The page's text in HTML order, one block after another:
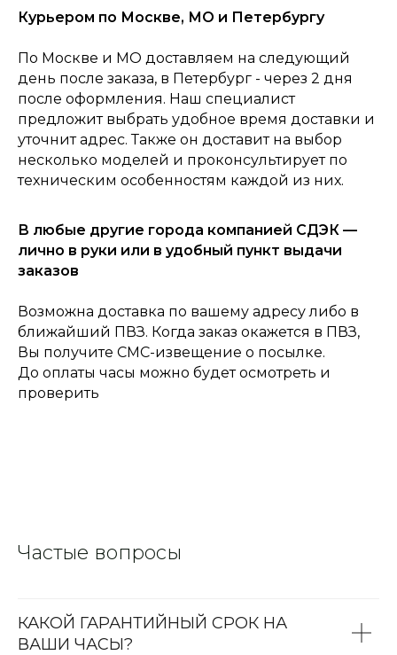
Главная Каталог
Консультация Корзина
0
Курьером по Москве, МО и Петербургу
По Москве и МО доставляем на следующий
день после заказа, в Петербург - через 2 дня
после оформления. Наш специалист
предложит выбрать удобное время доставки и
уточнит адрес. Также он доставит на выбор
несколько моделей и проконсультирует по
техническим особенностям каждой из них.
В любые другие города компанией СДЭК —
лично в руки или в удобный пункт выдачи
заказов
Возможна доставка по вашему адресу либо в
ближайший ПВЗ. Когда заказ окажется в ПВЗ,
Вы получите СМС-извещение о посылке.
До оплаты часы можно будет осмотреть и
проверить
Частые вопросы
КАКОЙ ГАРАНТИЙНЫЙ СРОК НА
ВАШИ ЧАСЫ?